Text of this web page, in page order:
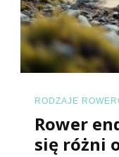
RODZAJE
Rower
się różni